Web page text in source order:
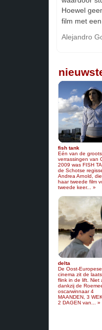
Hoewel
film met
Alejandro
fish tank
Eén van de
verrassingen van
2009 was FISH
de Schotse
Andrea Arnold,
haar tweede film
tweede keer... »
delta
De Oost-Europese
cinema zit de
flink in de lift. Niet
dankzij de
oscarwinnaar 4
MAANDEN, 3
2 DAGEN van... »